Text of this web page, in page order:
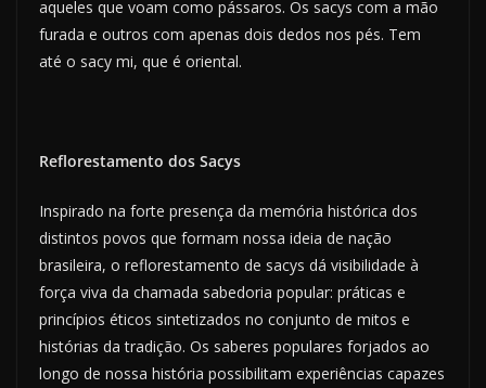
aqueles que voam como pássaros. Os sacys com a mão
furada e outros com apenas dois dedos nos pés. Tem
até o sacy mi, que é oriental.
Reflorestamento dos Sacys
Inspirado na forte presença da memória histórica dos
distintos povos que formam nossa ideia de nação
brasileira, o reflorestamento de sacys dá visibilidade à
força viva da chamada sabedoria popular: práticas e
princípios éticos sintetizados no conjunto de mitos e
histórias da tradição. Os saberes populares forjados ao
longo de nossa história possibilitam experiências capazes